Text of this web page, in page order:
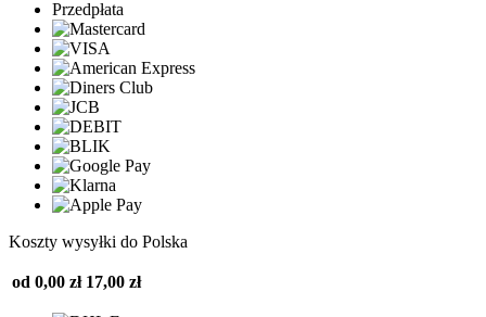
Przedpłata
Koszty wysyłki do Polska
od 0,00 zł 17,00 zł